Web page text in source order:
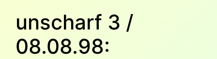
unscharf 3 /
08.08.98: